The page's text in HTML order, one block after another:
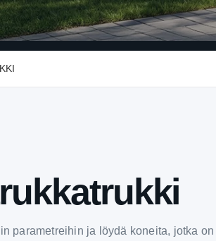
parametreihin ja löydä koneita, jotka on